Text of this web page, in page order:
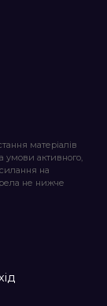
матеріалів
умови активного,
на
не нижче